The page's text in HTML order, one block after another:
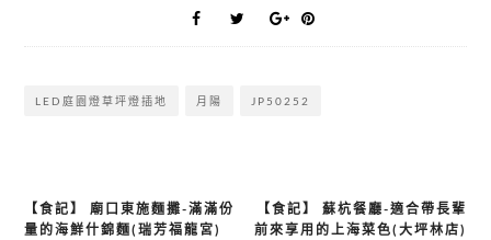
LED庭園燈草坪燈插地 月陽 JP50252
文
【食記】 廟口東施麵攤-滿滿份
量的海鮮什錦麵(瑞芳福龍宮)
【食記】 蘇杭餐廳-適合帶長輩
前來享用的上海菜色(大坪林店)